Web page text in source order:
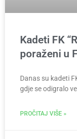
Kadeti FK
poraženi u
Danas su kadeti
gdje se odigralo
PROČITAJ VIŠE »